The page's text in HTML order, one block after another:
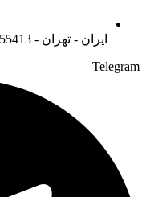
ایران - تهران - 1391955413
Telegram